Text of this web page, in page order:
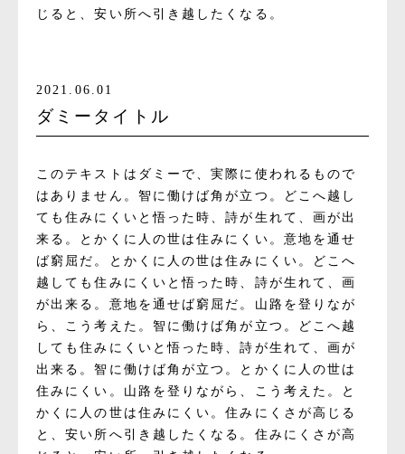
じると、安い所へ引き越したくなる。
2021.06.01
ダミータイトル
このテキストはダミーで、実際に使われるもので
はありません。智に働けば角が立つ。どこへ越し
ても住みにくいと悟った時、詩が生れて、画が出
来る。とかくに人の世は住みにくい。意地を通せ
ば窮屈だ。とかくに人の世は住みにくい。どこへ
越しても住みにくいと悟った時、詩が生れて、画
が出来る。意地を通せば窮屈だ。山路を登りなが
ら、こう考えた。智に働けば角が立つ。どこへ越
しても住みにくいと悟った時、詩が生れて、画が
出来る。智に働けば角が立つ。とかくに人の世は
住みにくい。山路を登りながら、こう考えた。と
かくに人の世は住みにくい。住みにくさが高じる
と、安い所へ引き越したくなる。住みにくさが高